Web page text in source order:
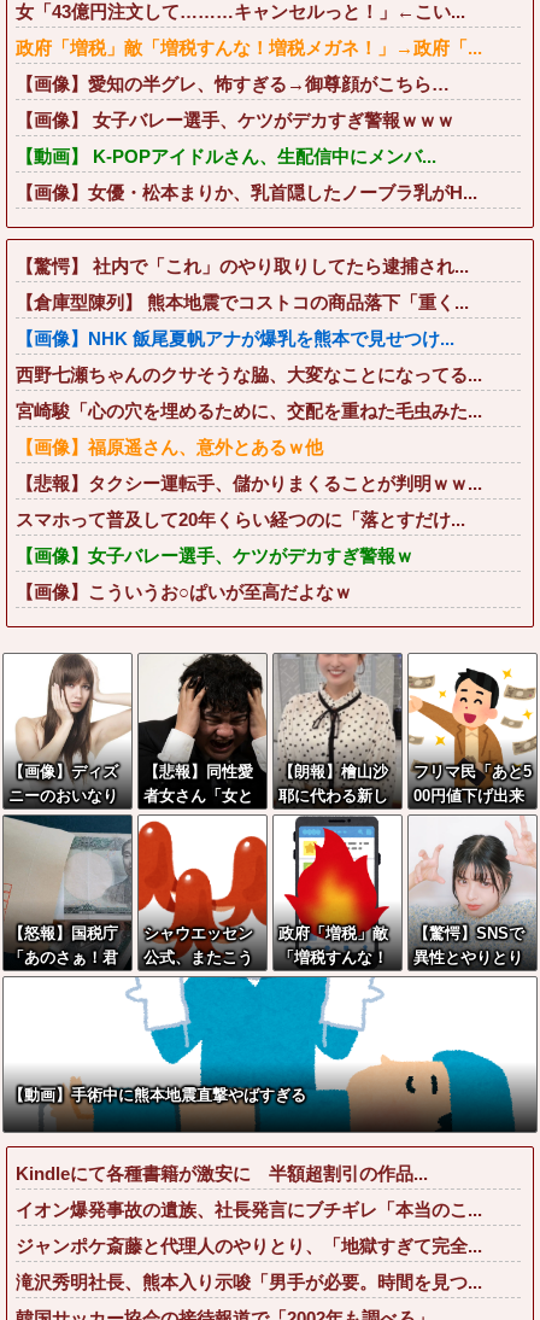
女「43億円注文して………キャンセルっと！」←こい...
政府「増税」敵「増税すんな！増税メガネ！」→政府「...
【画像】愛知の半グレ、怖すぎる→御尊顔がこちら…
【画像】 女子バレー選手、ケツがデカすぎ警報ｗｗｗ
【動画】 K-POPアイドルさん、生配信中にメンバ...
【画像】女優・松本まりか、乳首隠したノーブラ乳がH...
【驚愕】 社内で「これ」のやり取りしてたら逮捕され...
【倉庫型陳列】 熊本地震でコストコの商品落下「重く...
【画像】NHK 飯尾夏帆アナが爆乳を熊本で見せつけ...
西野七瀬ちゃんのクサそうな脇、大変なことになってる...
宮崎駿「心の穴を埋めるために、交配を重ねた毛虫みた...
【画像】福原遥さん、意外とあるｗ他
【悲報】タクシー運転手、儲かりまくることが判明ｗｗ...
スマホって普及して20年くらい経つのに「落とすだけ...
【画像】女子バレー選手、ケツがデカすぎ警報ｗ
【画像】こういうお○ぱいが至高だよなｗ
【画像】ディズ
ニーのおいなり
巻（600円）、
流石にアレすぎ
て賛否両論の大
炎上をしてしま
うw w w w w w
w
【悲報】同性愛
者女さん「女と
付き合うの地獄
すぎる、男はど
うやって耐えて
んの？」←コレ
は同意せざるお
えないと話題に
【朗報】檜山沙
耶に代わる新し
い弱者男性の姫
が発見される///
フリマ民「あと5
00円値下げ出来
ませんか????」
ワイ「ほ～い購
入ｗ」
【怒報】国税庁
「あのさぁ！君
らがちゃんと納
る？！」←これ
w w w w w w w
w
シャウエッセン
公式、またこう
いうのでいい丼
をポスト
政府「増税」敵
「増税すんな！
増税メガネ！」
→政府「減税」
敵「減税すん
な！社会保障ど
うなる！」
【驚愕】SNSで
異性とやりとり
《不倫》にな
の『こう』回答
してしまうw w
w w w w w w
【動画】手術中に熊本地震直撃やばすぎる
Kindleにて各種書籍が激安に 半額超割引の作品...
イオン爆発事故の遺族、社長発言にブチギレ「本当のこ...
ジャンポケ斎藤と代理人のやりとり、「地獄すぎて完全...
滝沢秀明社長、熊本入り示唆「男手が必要。時間を見つ...